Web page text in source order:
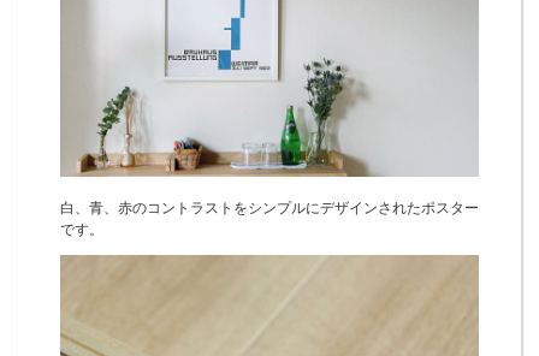
白、青、赤のコントラストをシンプルにデザインされたポスター
です。